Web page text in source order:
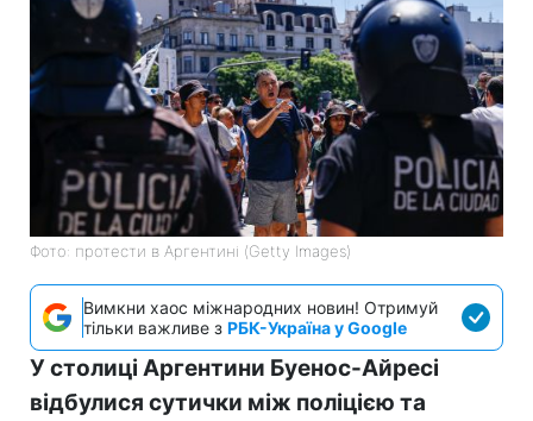
Фото: протести в Аргентині (Getty Images)
Вимкни хаос міжнародних новин! Отримуй
тільки важливе з РБК-Україна у Google
У столиці Аргентини Буенос-Айресі
відбулися сутички між поліцією та